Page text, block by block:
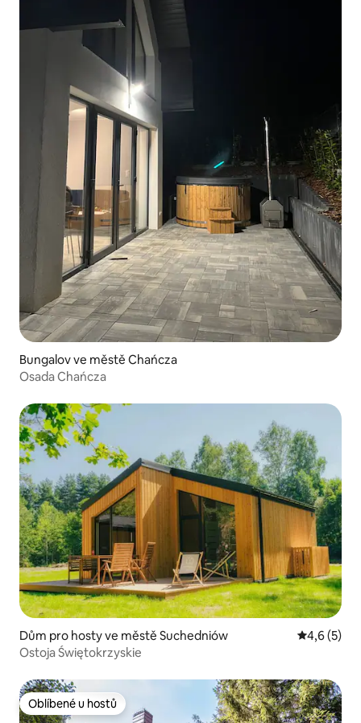
Bungalov ve městě Chańcza
Osada Chańcza
Dům pro hosty ve městě Suchedniów Průměrné
4,6 (5)
Ostoja Świętokrzyskie
Oblíbené u hostů
Oblíbené u hostů